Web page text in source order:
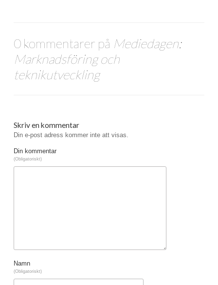
0 kommentarer på Mediedagen:
Marknadsföring och
teknikutveckling
Skriv en kommentar
Din e-post adress kommer inte att visas.
Din kommentar
(Obligatoriskt)
Namn
(Obligatoriskt)